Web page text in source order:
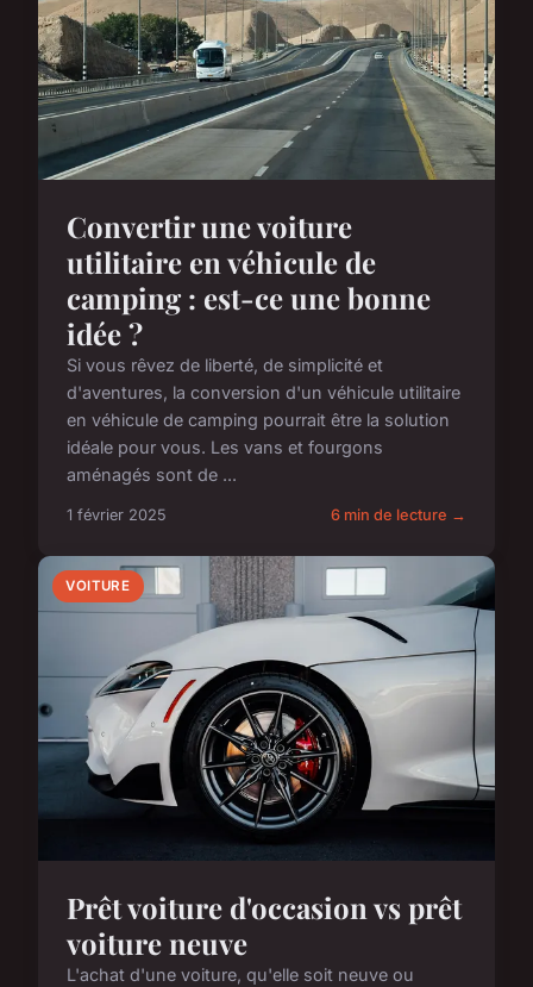
Convertir une voiture
utilitaire en véhicule de
camping : est-ce une bonne
idée ?
Si vous rêvez de liberté, de simplicité et
d'aventures, la conversion d'un véhicule utilitaire
en véhicule de camping pourrait être la solution
idéale pour vous. Les vans et fourgons
aménagés sont de ...
1 février 2025 6 min de lecture →
VOITURE
Prêt voiture d'occasion vs prêt
voiture neuve
L'achat d'une voiture, qu'elle soit neuve ou